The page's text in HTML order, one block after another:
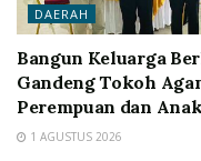
DAERAH
Bangun Keluarga
Gandeng Tokoh
Perempuan dan
1 AGUSTUS 2026